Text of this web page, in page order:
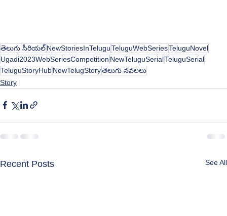
తెలుగు సీరియల్NewStoriesInTeluguTeluguWebSeriesTeluguNovel
Ugadi2023WebSeriesCompetition NewTeluguSerialTeluguSerial
TeluguStoryHubNewTelugStoryతెలుగు నవలలు
Story
Recent Posts See All